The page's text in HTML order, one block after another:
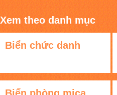
Xem theo danh mục
Biển chức danh